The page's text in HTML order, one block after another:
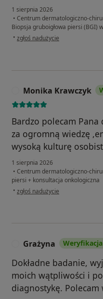
1 sierpnia 2026
• Centrum dermatologiczno-
Biopsja gruboigłowa piersi (BGI)
• w opinii użytkownika Marta
zgłoś nadużycie
Monika Krawczyk
Bardzo polecam
za ogromną wiedzę
wysoką kulturę
1 sierpnia 2026
• Centrum dermatologiczno-
piersi + konsultacja onkologiczna
• w opinii użytkownika Monika
zgłoś nadużycie
Grażyna
Dokładne badanie,
moich wątpliwości i
diagnostykę.